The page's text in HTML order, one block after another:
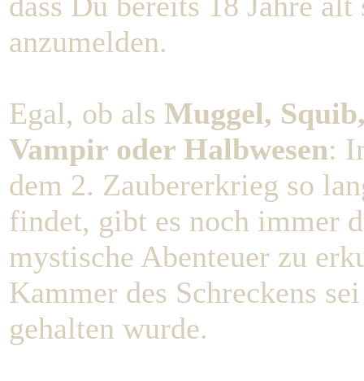
anzumelden.
Egal, ob als Muggel,
Vampir oder Halbwesen:
dem 2. Zaubererkrieg so
findet, gibt es noch immer
mystische Abenteuer zu
Kammer des Schreckens
gehalten wurde.